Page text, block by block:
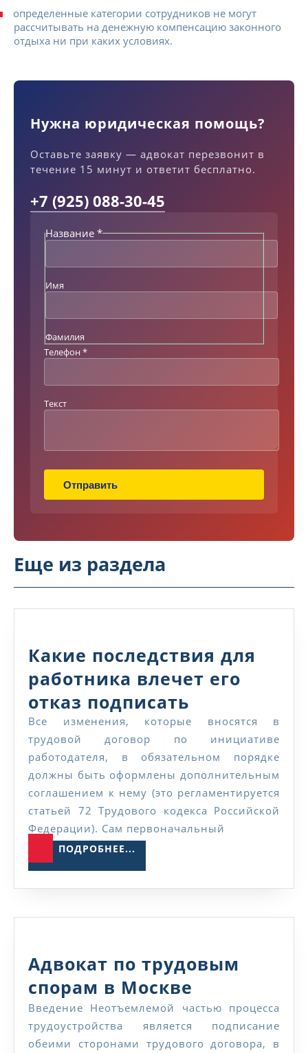
определенные категории сотрудников не могут
рассчитывать на денежную компенсацию законного
отдыха ни при каких условиях.
Нужна юридическая помощь?
Оставьте заявку — адвокат перезвонит в
течение 15 минут и ответит бесплатно.
+7 (925) 088-30-45
Название *
Имя
Фамилия
Т
ф
Н
з
а
е
Т
е
к
т
Телефон *
Текст
Отправить
Еще из раздела
Какие последствия для
работника влечет его
отказ подписать
дополнительное
соглашение об
изменениях трудового
договора Какие
последствия
для
работника
влечет
его
подписать
дополнительное
соглашение
об
Все изменения, которые вносятся в
трудовой договор по инициативе
работодателя, в обязательном порядке
должны быть оформлены дополнительным
соглашением к нему (это регламентируется
статьей 72 Трудового кодекса Российской
Федерации). Сам первоначальный
ПОДРОБНЕЕ...
Адвокат по трудовым
спорам в Москве
по
трудовым
Введение Неотъемлемой частью процесса
трудоустройства является подписание
обеими сторонами трудового договора, в